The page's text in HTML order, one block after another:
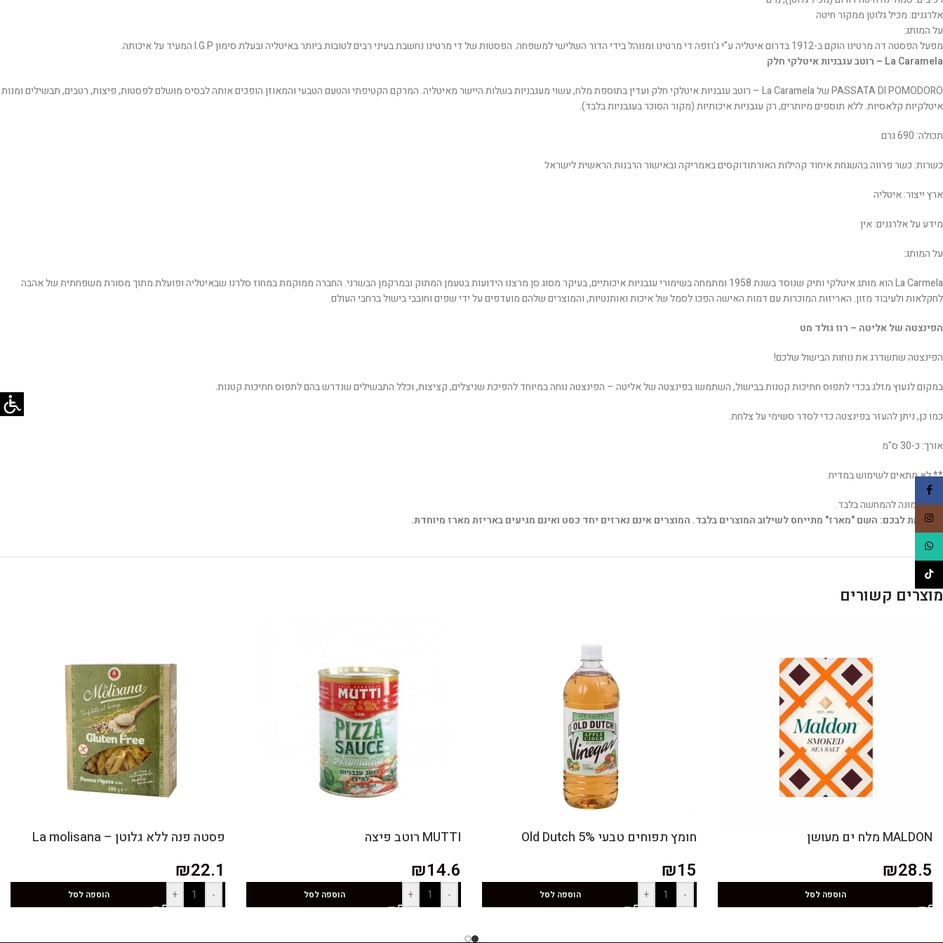
אלרגנים: מכיל גלוטן ממקור חיטה
על המותג:
מפעל הפסטה דה מרטינו הוקם ב-1912 בדרום איטליה ע"י ג'וזפה די מרטינו ומנוהל בידי הדור השלישי למשפחה. הפסטות של די מרטינו נחשבת בעיני רבים לטובות ביותר באיטליה ובעלת סימון I.G.P המעיד על איכותה.
La Caramela – רוטב עגבניות איטלקי חלק
PASSATA DI POMODORO של La Caramela – רוטב עגבניות איטלקי חלק ועדין בתוספת מלח, עשוי מעגבניות בשלות היישר מאיטליה. המרקם הקטיפתי והטעם הטבעי והמאוזן הופכים אותה לבסיס מושלם לפסטות, פיצות, רטבים, תבשילים ומנות
איטלקיות קלאסיות. ללא תוספים מיותרים, רק עגבניות איכותיות (מקור הסוכר בעגבניות בלבד).
תכולה: 690 גרם
כשרות: כשר פרווה בהשגחת איחוד קהילות האורתודוקסים באמריקה ובאישור הרבנות הראשית לישראל
ארץ ייצור: איטליה
מידע על אלרגנים: אין
על המותג:
La Carmela הוא מותג איטלקי ותיק שנוסד בשנת 1958 ומתמחה בשימורי עגבניות איכותיים, בעיקר מסוג סן מרצנו הידועות בטעמן המתוק ובמרקמן הבשרני. החברה ממוקמת במחוז סלרנו שבאיטליה ופועלת מתוך מסורת משפחתית של אהבה
לחקלאות ולעיבוד מזון. האריזות המוכרות עם דמות האישה הפכו לסמל של איכות ואותנטיות, והמוצרים שלהם מועדפים על ידי שפים וחובבי בישול ברחבי העולם.
הפינצטה של אליטה – רוז גולד מט
הפינצטה שתשדרג את נוחות הבישול שלכם!
במקום לנעוץ מזלג בכדי לתפוס חתיכות קטנות בבישול, השתמשו בפינצטה של אליטה – הפינצטה נוחה במיוחד להפיכת שניצלים, קציצות, וכלל התבשילים שנדרש בהם לתפוס חתיכות קטנות.
כמו כן, ניתן להעזר בפינצטה כדי לסדר סשימי על צלחת.
אורך: כ-30 ס"מ
** לא מתאים לשימוש במדיח.
***התמונה להמחשה בלבד.
לתשומת לבכם: השם "מארז" מתייחס לשילוב המוצרים בלבד. המוצרים אינם נארזים יחד כסט ואינם מגיעים באריזת מארז מיוחדת.
מוצרים קשורים
MALDON מלח ים מעושן
₪28.5
הוספה לסל
חומץ תפוחים טבעי 5% Old Dutch
₪15
-
+ הוספה לסל
MUTTI רוטב פיצה
₪14.6
-
+ הוספה לסל
פסטה פנה ללא גלוטן – La molisana
₪22.1
-
+ הוספה לסל
Instagram